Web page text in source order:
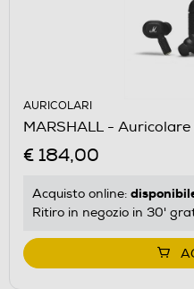
AURICOLARI
MARSHALL -
€ 184,00
Acquisto online:
Ritiro in negozio in 30'